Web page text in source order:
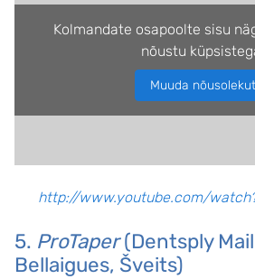
Kolmandate osapoolte sisu
nõustu
Muuda nõusolekut
http://www.youtube.com/
5. ProTaper(Dentsply
Bellaigues, Šveits)